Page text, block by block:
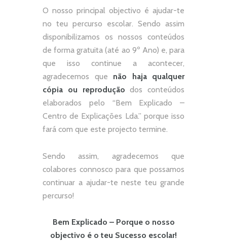
O nosso principal objectivo é ajudar-te
no teu percurso escolar. Sendo assim
disponibilizamos os nossos conteúdos
de forma gratuita (até ao 9º Ano) e, para
que isso continue a acontecer,
agradecemos que não
haja qualquer
cópia ou reprodução dos conteúdos
elaborados pelo “Bem Explicado –
Centro de Explicações Lda.” porque isso
fará com que este projecto termine.
Sendo assim, agradecemos que
colabores connosco para que possamos
continuar a ajudar-te neste teu grande
percurso!
Bem Explicado – Porque o nosso
objectivo é o teu Sucesso escolar!